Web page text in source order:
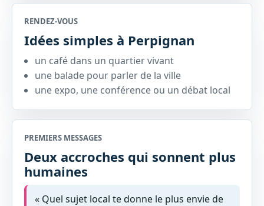
RENDEZ-VOUS
Idées simples à Perpignan
un café dans un quartier vivant
une balade pour parler de la ville
une expo, une conférence ou un débat local
PREMIERS MESSAGES
Deux accroches qui sonnent plus
humaines
« Quel sujet local te donne le plus envie de